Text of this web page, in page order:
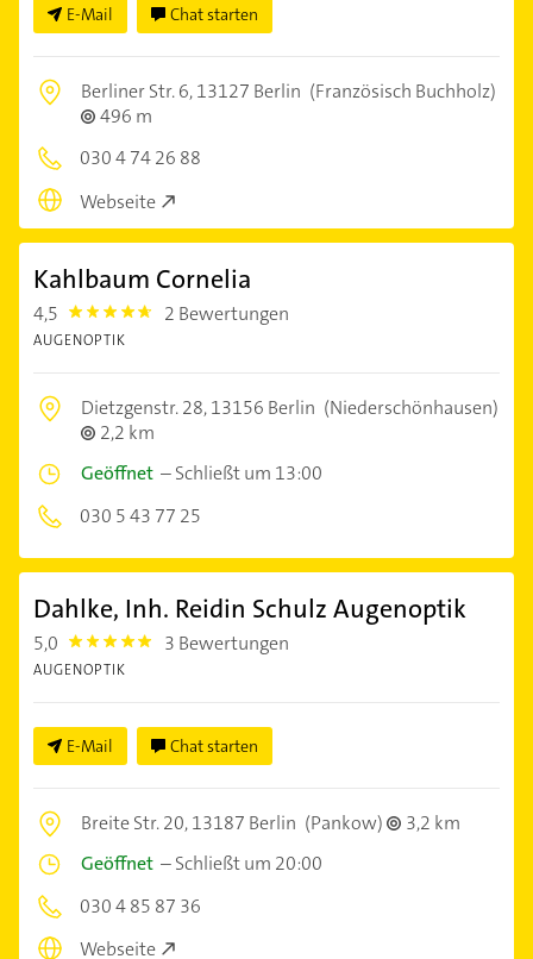
E-Mail Chat starten
Berliner Str. 6,13127 Berlin (Französisch Buchholz)
496 m
030 4 74 26 88
Webseite
Kahlbaum Cornelia
4,5 4.5 2 Bewertungen
AUGENOPTIK
Dietzgenstr. 28,13156 Berlin (Niederschönhausen)
2,2 km
Geöffnet –Schließt um 13:00
030 5 43 77 25
Dahlke, Inh. Reidin Schulz Augenoptik
5,0 5.0 3 Bewertungen
AUGENOPTIK
E-Mail Chat starten
Breite Str. 20,13187 Berlin (Pankow)
3,2 km
Geöffnet –Schließt um 20:00
030 4 85 87 36
Webseite